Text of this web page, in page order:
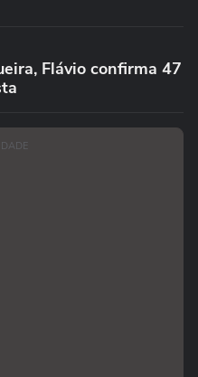
Flávio confirma 47